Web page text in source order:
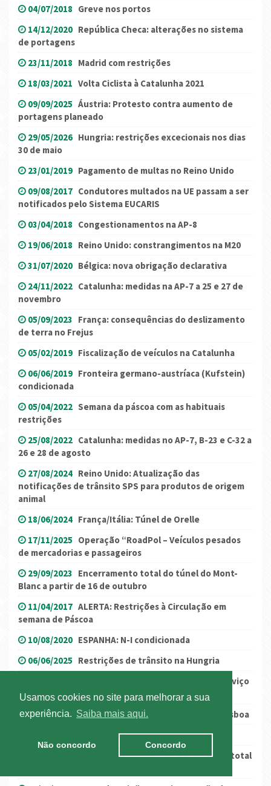
Usamos cookies no site para melhorar a sua
experiência.
Saiba mais aqui.
Não concordo Concordo
04/07/2018 Greve nos portos
14/12/2020 República Checa: alterações no sistema
de portagens
23/11/2018 Madrid com restrições
18/03/2021 Volta Ciclista à Catalunha 2021
09/09/2025 Áustria: Protesto contra aumento de
portagens planeado
29/05/2026 Hungria: restrições excecionais nos dias
30 de maio
23/01/2019 Pagamento de multas no Reino Unido
09/08/2017 Condutores multados na UE passam a ser
notificados pelo Sistema EUCARIS
03/04/2018 Congestionamentos na AP-8
19/06/2018 Reino Unido: constrangimentos na M20
31/07/2020 Bélgica: nova obrigação declarativa
24/11/2022 Catalunha: medidas na AP-7 a 25 e 27 de
novembro
05/09/2023 França: consequências do deslizamento
de terra no Frejus
05/02/2019 Fiscalização de veículos na Catalunha
06/06/2019 Fronteira germano-austríaca (Kufstein)
condicionada
05/04/2022 Semana da páscoa com as habituais
restrições
25/08/2022 Catalunha: medidas no AP-7, B-23 e C-32 a
26 e 28 de agosto
27/08/2024 Reino Unido: Atualização das
notificações de trânsito SPS para produtos de origem
animal
18/06/2024 França/Itália: Túnel de Orelle
17/11/2025 Operação “RoadPol – Veículos pesados
de mercadorias e passageiros
29/09/2023 Encerramento total do túnel do Mont-
Blanc a partir de 16 de outubro
11/04/2017 ALERTA: Restrições à Circulação em
semana de Páscoa
10/08/2020 ESPANHA: N-I condicionada
06/06/2025 Restrições de trânsito na Hungria
Madrugada 11 setembro: Área de Serviço
de Aveiras encerrada
28/04/2016 Constrangimentos de trânsito em Lisboa
Restrições na N-232-La Rioja
Túnel do Mont-Blanc: encerramento total